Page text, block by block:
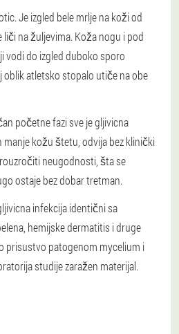
Je izgled bele mrlje na koži od
na žuljevima. Koža nogu i pod
vodi do izgled duboko sporo
oblik atletsko stopalo utiče na obe
početne fazi sve je gljivicna
manje kožu štetu, odvija bez klinički
neugodnosti, šta se
ostaje bez dobar tretman.
infekcija identični sa
hemijske dermatitis i druge
prisustvo patogenom mycelium i
studije zaražen materijal.